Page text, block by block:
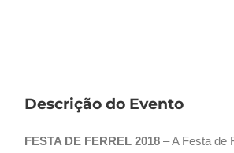
Descrição do Evento
FESTA DE FERREL 2018 – A Festa de